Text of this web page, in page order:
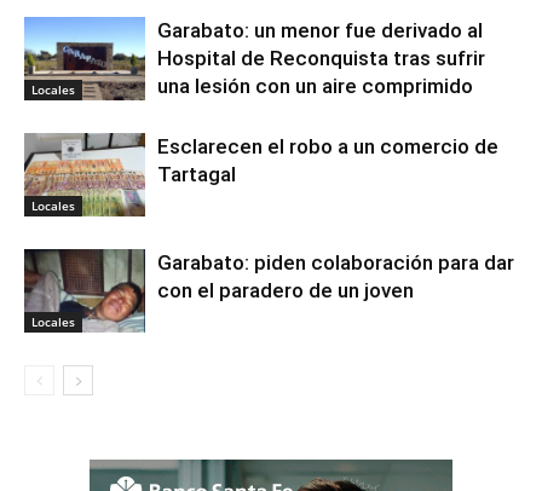
Locales
Garabato: un menor fue derivado al
Hospital de Reconquista tras sufrir
una lesión con un aire comprimido
Locales
Esclarecen el robo a un comercio de
Tartagal
Locales
Garabato: piden colaboración para dar
con el paradero de un joven